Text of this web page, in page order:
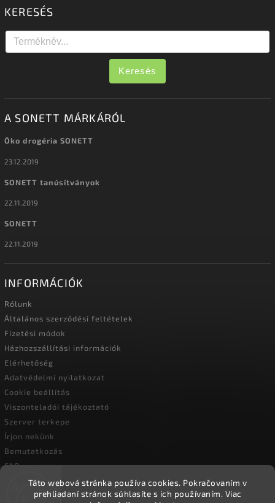
Táto webová stránka používa cookies. Pokračovaním v
prehliadaní stránok súhlasíte s ich používaním. Viac
KERESÉS
Keresés
A SONETT MÁRKÁRÓL
Öko drogéria SONETT
23.12.2019
SONETT tanúsítványok
22.11.2019
SONETT
22.11.2019
INFORMÁCIÓK
Rólunk
Általános szerződési feltételek
Fizetési módok
Házhozszállítási információk
Elérhetőség
Adatvédelmi nyilatkozat
Cookie beállítás
Viszonteladói tájékoztató
Szerver terkepe
Írjon nekünk
Bemutatkozás
FAQ
Vásárlási útmutató